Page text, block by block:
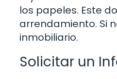
los papeles. Este
arrendamiento. Si
inmobiliario.
Solicitar un